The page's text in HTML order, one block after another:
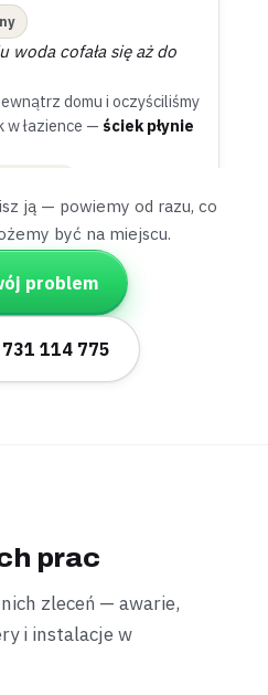
woda cofała się aż do
domu i oczyściliśmy
w łazience — ściek płynie
kapała przy każdym
i wymieniliśmy
ustało od razu
i uszczelniliśmy
— przeciek ustał
od razu
ją — powiemy od razu, co
być na miejscu.
problem
114 775
prac
zleceń — awarie,
i instalacje w